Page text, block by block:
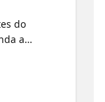
do
a
meio de
e